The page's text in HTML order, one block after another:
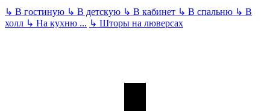
↳ В гостиную ↳ В детскую ↳ В кабинет ↳ В спальню ↳ В
холл ↳ На кухню ... ↳ Шторы на люверсах